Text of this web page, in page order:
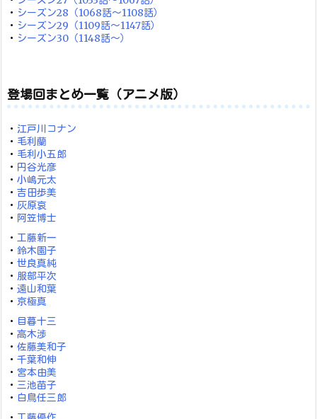
・ シーズン28（1068話～1108話）
・ シーズン29（1109話～1147話）
・ シーズン30（1148話～）
登場回まとめ一覧（アニメ版）
・ 江戸川コナン
・ 毛利蘭
・ 毛利小五郎
・ 円谷光彦
・ 小嶋元太
・ 吉田歩美
・ 灰原哀
・ 阿笠博士
・ 工藤新一
・ 鈴木園子
・ 世良真純
・ 服部平次
・ 遠山和葉
・ 京極真
・ 目暮十三
・ 高木渉
・ 佐藤美和子
・ 千葉和伸
・ 宮本由美
・ 三池苗子
・ 白鳥任三郎